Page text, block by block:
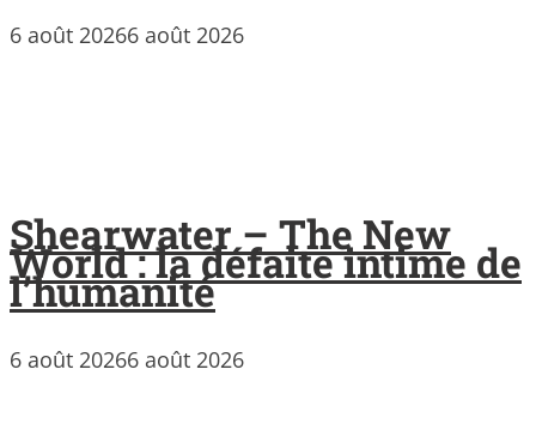
6 août 20266 août 2026
Shearwater – The New
World : la défaite intime de
l’humanité
6 août 20266 août 2026